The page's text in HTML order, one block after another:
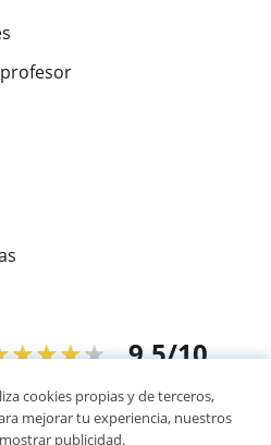
9,5/10
de alumnos
cookies propias y de terceros,
mejorar tu experiencia, nuestros
publicidad.